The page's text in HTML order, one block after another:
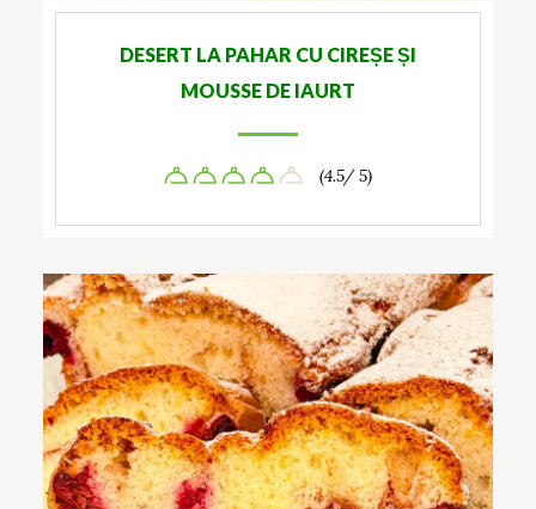
DESERT LA PAHAR CU CIREȘE ȘI
MOUSSE DE IAURT
(4.5/ 5)